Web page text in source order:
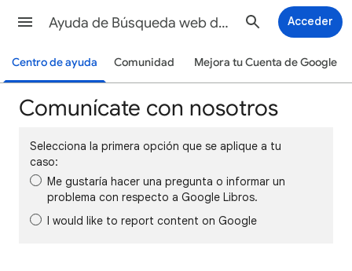
Ayuda de Búsqueda web de Google Acceder
Centro de ayuda Comunidad Mejora tu Cuenta de Google
Comunícate con nosotros
Selecciona la primera opción que se aplique a tu
caso:
Me gustaría hacer una pregunta o informar un
problema con respecto a Google Libros.
I would like to report content on Google